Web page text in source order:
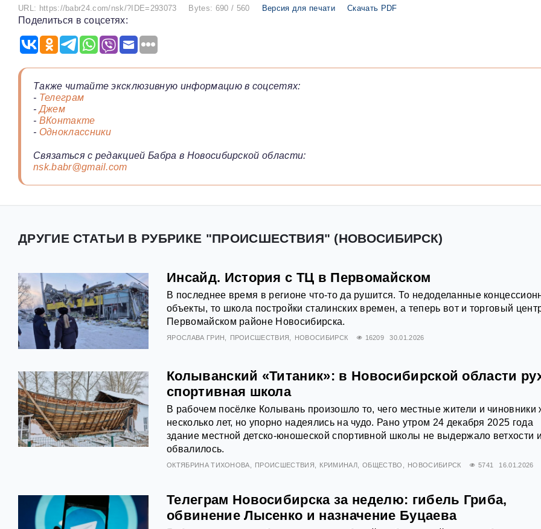
URL: https://babr24.com/nsk/?IDE=293073 Bytes: 690 / 560 Версия для печати Скачать PDF
Поделиться в соцсетях:
Также читайте эксклюзивную информацию в соцсетях:
- Телеграм
-Джем
- ВКонтакте
- Одноклассники
Связаться с редакцией Бабра в Новосибирской области:
nsk.babr@gmail.com
ДРУГИЕ СТАТЬИ В РУБРИКЕ "ПРОИСШЕСТВИЯ" (НОВОСИБИРСК)
Инсайд. История с ТЦ в Первомайском
В последнее время в регионе что-то да рушится. То недоделанные
объекты, то школа постройки сталинских времен, а теперь вот и торговый
Первомайском районе Новосибирска.
ЯРОСЛАВА ГРИН ПРОИСШЕСТВИЯ НОВОСИБИРСК 16209 30.01.2026
Колыванский «Титаник»: в Новосибирской области
спортивная школа
В рабочем посёлке Колывань произошло то, чего местные жители и чиновники
несколько лет, но упорно надеялись на чудо. Рано утром 24 декабря 2025 года
здание местной детско-юношеской спортивной школы не выдержало ветхости и
обвалилось.
ОКТЯБРИНА ТИХОНОВА ПРОИСШЕСТВИЯ КРИМИНАЛ ОБЩЕСТВО НОВОСИБИРСК 5741 16.01.2026
Телеграм Новосибирска за неделю: гибель Гриба,
обвинение Лысенко и назначение Буцаева